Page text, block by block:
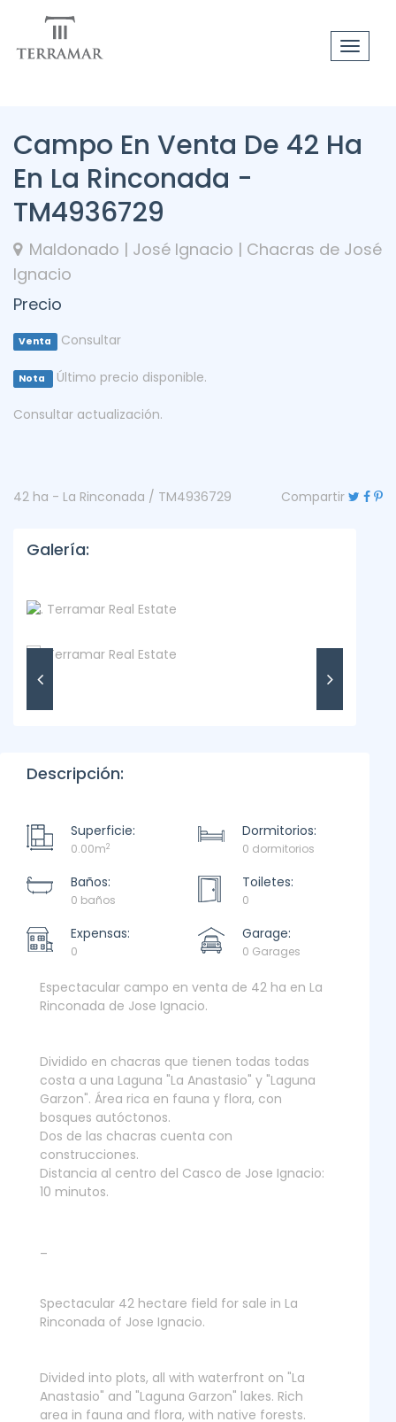
Toggle
Campo En Venta De 42 Ha
En La Rinconada -
TM4936729
Maldonado | José Ignacio | Chacras de José
Ignacio
Precio
Venta Consultar
Nota Último precio disponible.
Consultar actualización.
42 ha - La Rinconada / TM4936729 Compartir
Galería:
Descripción:
Superficie:
0.00m2
Dormitorios:
0 dormitorios
Baños:
0 baños
Toiletes:
0
Expensas:
0
Garage:
0 Garages
Espectacular campo en venta de 42 ha en La
Rinconada de Jose Ignacio.
Dividido en chacras que tienen todas todas
costa a una Laguna "La Anastasio" y "Laguna
Garzon". Área rica en fauna y flora, con
bosques autóctonos.
Dos de las chacras cuenta con
construcciones.
Distancia al centro del Casco de Jose Ignacio:
10 minutos.
Spectacular 42 hectare field for sale in La
Rinconada of Jose Ignacio.
Divided into plots, all with waterfront on "La
Anastasio" and "Laguna Garzon" lakes. Rich
area in fauna and flora, with native forests.